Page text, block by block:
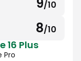
9/10
8/10
16 Plus
Pro